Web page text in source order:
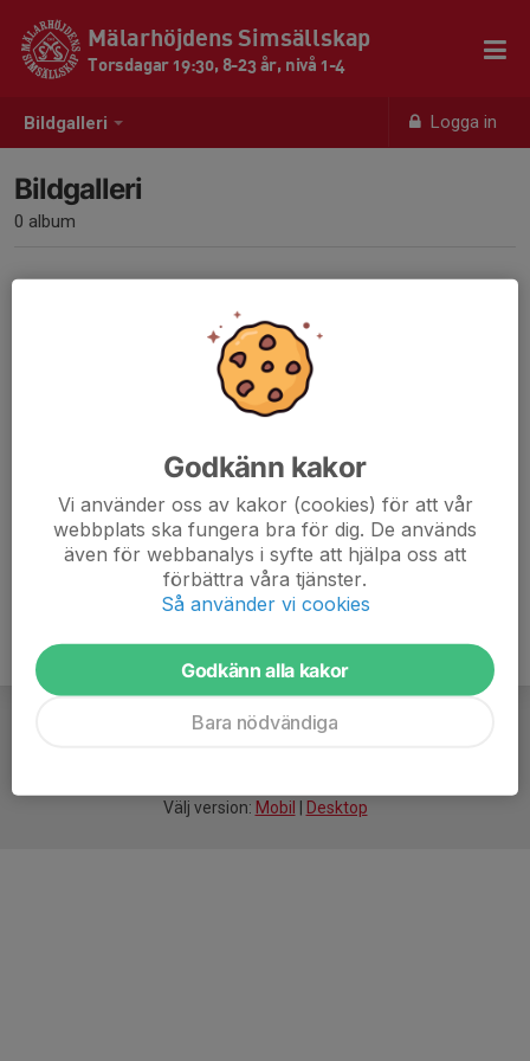
Bildgalleri Logga in
Mälarhöjdens Simsällskap
Torsdagar 19:30, 8-23 år, nivå 1-4
Bildgalleri
0 album
Inga album skapade
Välj version: Mobil Desktop
Godkänn kakor
Vi använder oss av kakor (cookies) för att vår
webbplats ska fungera bra för dig. De används
även för webbanalys i syfte att hjälpa oss att
förbättra våra tjänster.
Så använder vi cookies
Godkänn alla kakor
Bara nödvändiga